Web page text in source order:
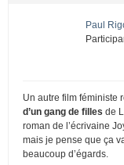
Paul
Un autre film féministe
d’un gang de filles de
roman de l’écrivaine
mais je pense que ça
beaucoup d’égards.